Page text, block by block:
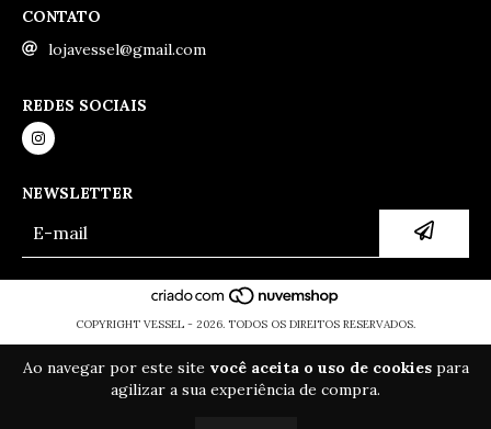
Ao navegar por este site você aceita o uso de cookiespara
agilizar a sua experiência de compra.
CONTATO
lojavessel@gmail.com
REDES SOCIAIS
NEWSLETTER
COPYRIGHT VESSEL - 2026. TODOS OS DIREITOS RESERVADOS.